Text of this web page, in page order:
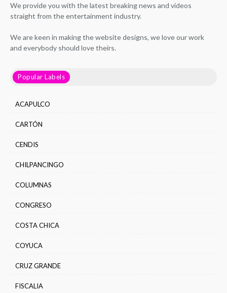
We provide you with the latest breaking news and videos
straight from the entertainment industry.
We are keen in making the website designs, we love our work
and everybody should love theirs.
Popular Labels
ACAPULCO
CARTÓN
CENDIS
CHILPANCINGO
COLUMNAS
CONGRESO
COSTA CHICA
COYUCA
CRUZ GRANDE
FISCALIA